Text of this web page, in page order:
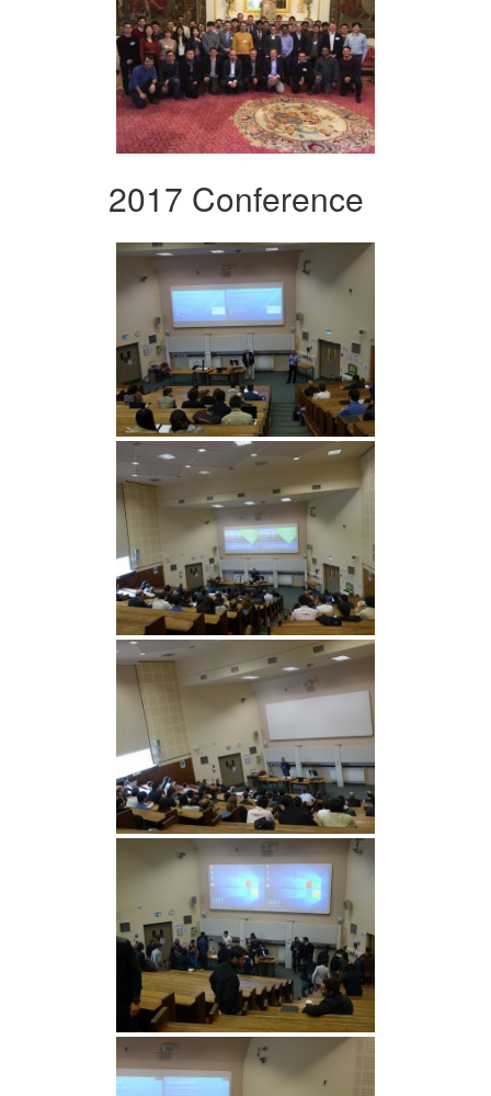
2017 Conference